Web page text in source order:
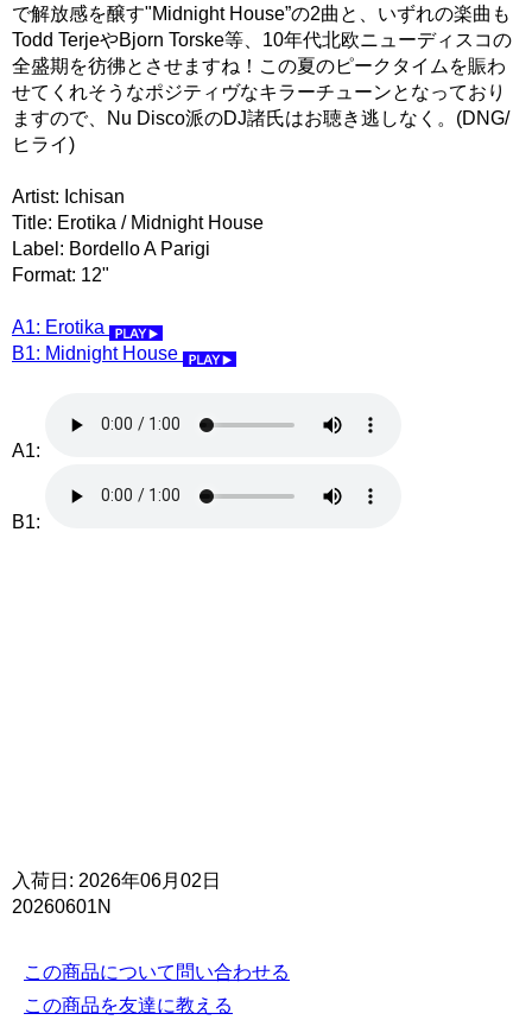
で解放感を醸す"Midnight House”の2曲と、いずれの楽曲も
Todd TerjeやBjorn Torske等、10年代北欧ニューディスコの
全盛期を彷彿とさせますね！この夏のピークタイムを賑わ
せてくれそうなポジティヴなキラーチューンとなっており
ますので、Nu Disco派のDJ諸氏はお聴き逃しなく。(DNG/
ヒライ)
Artist: Ichisan
Title: Erotika / Midnight House
Label: Bordello A Parigi
Format: 12"
A1: Erotika
B1: Midnight House
A1:
B1:
入荷日: 2026年06月02日
20260601N
この商品について問い合わせる
この商品を友達に教える